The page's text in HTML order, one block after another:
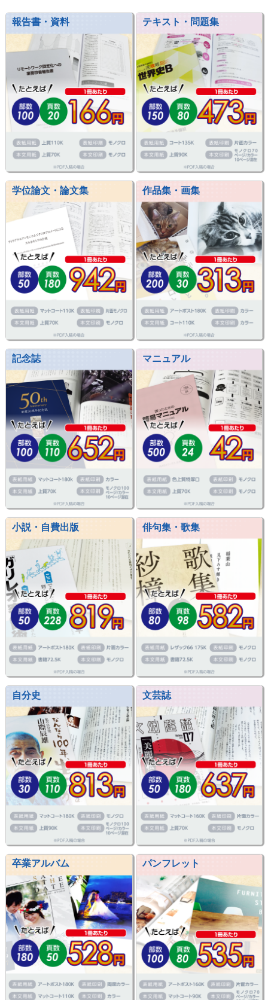
報告書・資料 テキスト・問題集
学位論文・論文集 作品集・画集
記念誌 マニュアル
小説・自費出版 俳句集・歌集
自分史 文芸誌
卒業アルバム パンフレット